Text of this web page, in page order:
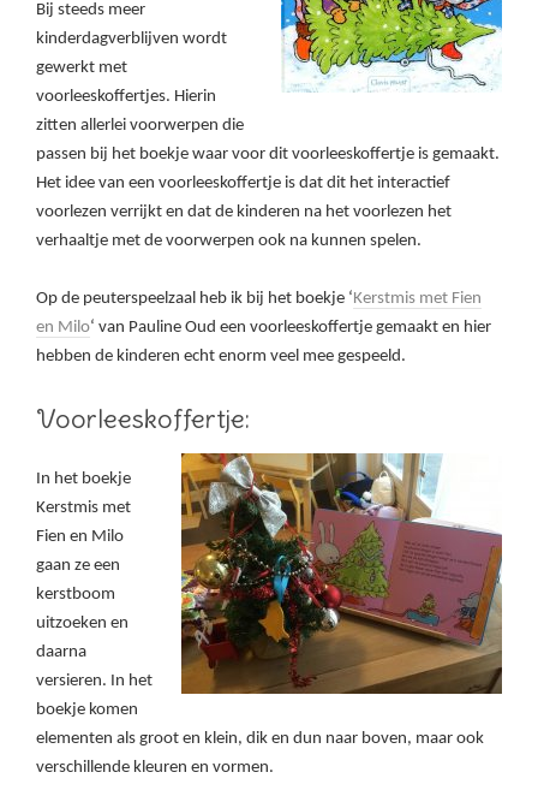
Bij steeds meer
kinderdagverblijven wordt
gewerkt met
voorleeskoffertjes. Hierin
zitten allerlei voorwerpen die
passen bij het boekje waar voor dit voorleeskoffertje is gemaakt.
Het idee van een voorleeskoffertje is dat dit het interactief
voorlezen verrijkt en dat de kinderen na het voorlezen het
verhaaltje met de voorwerpen ook na kunnen spelen.
Op de peuterspeelzaal heb ik bij het boekje ‘Kerstmis met Fien
en Milo‘ van Pauline Oud een voorleeskoffertje gemaakt en hier
hebben de kinderen echt enorm veel mee gespeeld.
Voorleeskoffertje:
In het boekje
Kerstmis met
Fien en Milo
gaan ze een
kerstboom
uitzoeken en
daarna
versieren. In het
boekje komen
elementen als groot en klein, dik en dun naar boven, maar ook
verschillende kleuren en vormen.